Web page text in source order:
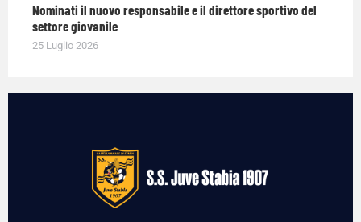
Nominati il nuovo responsabile e il direttore sportivo del
settore giovanile
25 Luglio 2026